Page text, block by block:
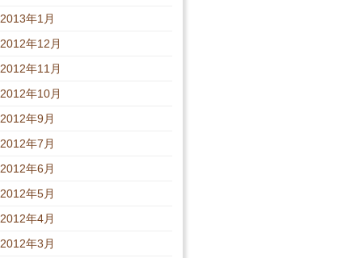
2013年1月
2012年12月
2012年11月
2012年10月
2012年9月
2012年7月
2012年6月
2012年5月
2012年4月
2012年3月